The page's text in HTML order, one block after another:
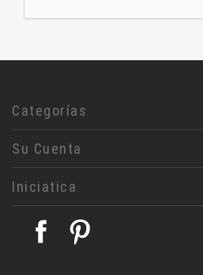
Filosofía
Masoneria
Magia
Ciencias humanas
Judaismo
Teología
Iniciatica
Facebook
Categorías
Su Cuenta